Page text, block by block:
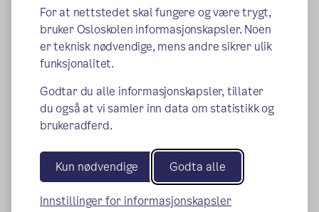
For at nettstedet skal fungere og være trygt,
bruker Osloskolen informasjonskapsler. Noen
er teknisk nødvendige, mens andre sikrer ulik
funksjonalitet.
Godtar du alle informasjonskapsler, tillater
du også at vi samler inn data om statistikk og
brukeradferd.
Kun nødvendige Godta alle
Innstillinger for informasjonskapsler
Produksjon for scene
Programering
Det tas forbehold om tilstrekkelig elevgrunnlag for å
Publisert:20.11.2017Endret: 10.07.2025